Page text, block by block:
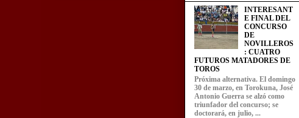
INTERESANT
E FINAL DEL
CONCURSO
DE
NOVILLEROS
: CUATRO
FUTUROS MATADORES DE
TOROS
Próxima alternativa. El domingo
30 de marzo, en Torokuna, José
Antonio Guerra se alzó como
triunfador del concurso; se
doctorará, en julio, ...